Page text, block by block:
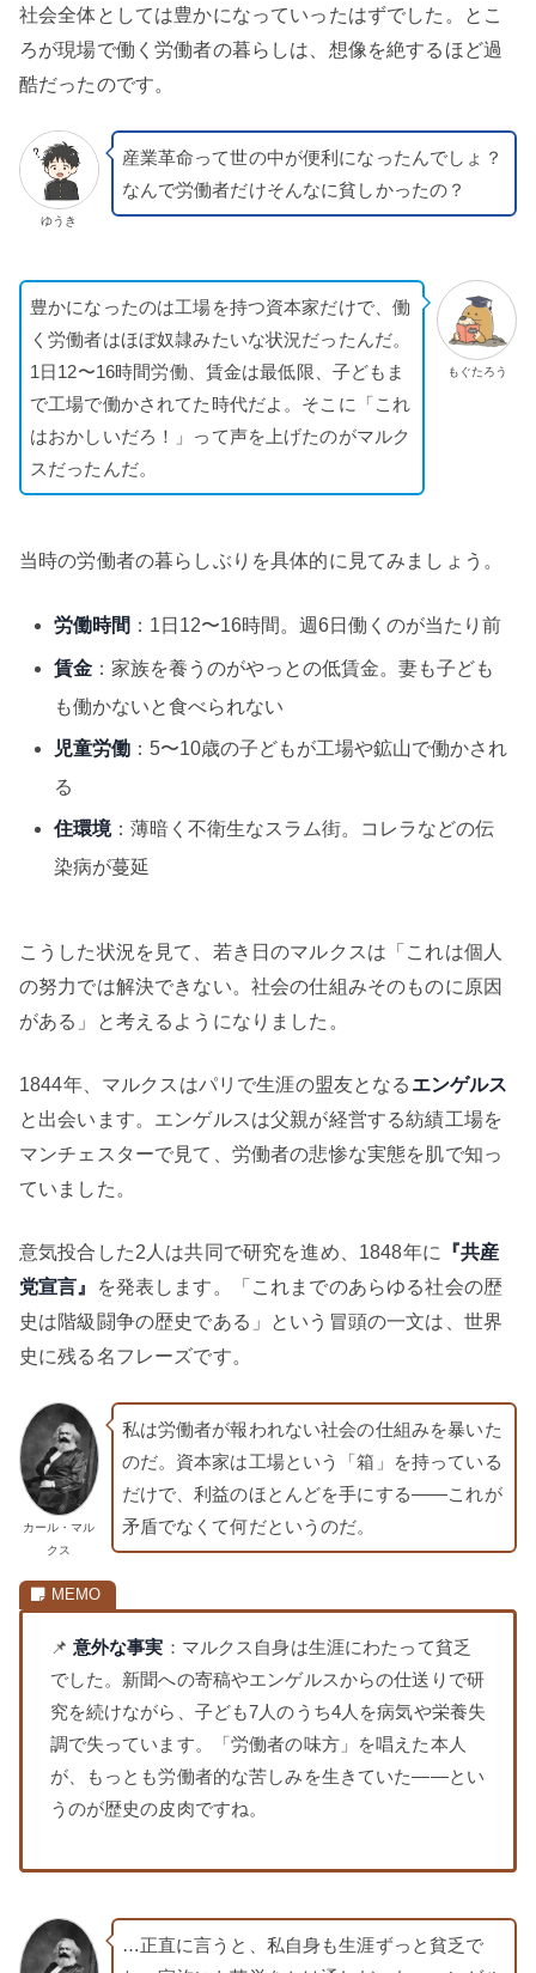
社会全体としては豊かになっていったはずでした。とこ
ろが現場で働く労働者の暮らしは、想像を絶するほど過
酷だったのです。
ゆうき
産業革命って世の中が便利になったんでしょ？
なんで労働者だけそんなに貧しかったの？
もぐたろう
豊かになったのは工場を持つ資本家だけで、働
く労働者はほぼ奴隷みたいな状況だったんだ。
1日12〜16時間労働、賃金は最低限、子どもま
で工場で働かされてた時代だよ。そこに「これ
はおかしいだろ！」って声を上げたのがマルク
スだったんだ。
当時の労働者の暮らしぶりを具体的に見てみましょう。
労働時間 ：1日12〜16時間。週6日働くのが当たり前
賃金 ：家族を養うのがやっとの低賃金。妻も子ども
も働かないと食べられない
児童労働 ：5〜10歳の子どもが工場や鉱山で働かされ
る
住環境：薄暗く不衛生なスラム街。コレラなどの伝
染病が蔓延
こうした状況を見て、若き日のマルクスは「これは個人
の努力では解決できない。社会の仕組みそのものに原因
がある」と考えるようになりました。
1844年、マルクスはパリで生涯の盟友となる エンゲルス
と出会います。エンゲルスは父親が経営する紡績工場を
マンチェスターで見て、労働者の悲惨な実態を肌で知っ
ていました。
意気投合した2人は共同で研究を進め、1848年に
『共産
党宣言』
を発表します。「これまでのあらゆる社会の歴
史は階級闘争の歴史である」という冒頭の一文は、世界
史に残る名フレーズです。
カール・マル
クス
私は労働者が報われない社会の仕組みを暴いた
のだ。資本家は工場という「箱」を持っている
だけで、利益のほとんどを手にする——これが
矛盾でなくて何だというのだ。
📌 意外な事実 ：マルクス自身は生涯にわたって貧乏
でした。新聞への寄稿やエンゲルスからの仕送りで研
究を続けながら、子ども7人のうち4人を病気や栄養失
調で失っています。「労働者の味方」を唱えた本人
が、もっとも労働者的な苦しみを生きていた——とい
うのが歴史の皮肉ですね。
…正直に言うと、私自身も生涯ずっと貧乏で